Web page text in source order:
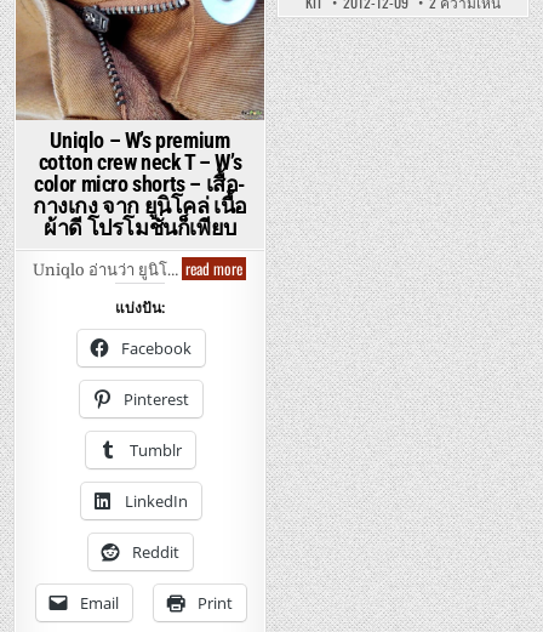
DRY
T-
SHIRT
–
เสื้อ
ยืด
คอกลม
ยู
นิ
เนื้อ
ดี
สำหรับ
ทุก
คน
UNIQLO
–
MICRO
FLEECE
FULL
ZIP
–
รีวิว
เสื้อ
กัน
หนาว
ยู
นิ
โคล่
ไมโคร
ฟ
ลี
ซมีฮู๊ด
ซิป
เต็ม
Uniqlo – W’s premium
cotton crew neck T – W’s
color micro shorts – เสื้อ-
กางเกง จาก ยูนิโคล่ เนื้อ
ผ้าดี โปรโมชั่นก็เพียบ
Uniqlo อ่านว่า ยูนิโ… read moreUniqlo
–
premium
cotton
crew
neck
color
micro
shorts
เสื้อ-
กางเกง
จาก
โคล่
เนื้อ
ดี
แบ่งปัน:
Facebook
Pinterest
Tumblr
LinkedIn
Reddit
Email Print